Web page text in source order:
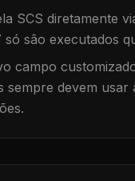
SCS diretamente
só são executados
campo
sempre devem